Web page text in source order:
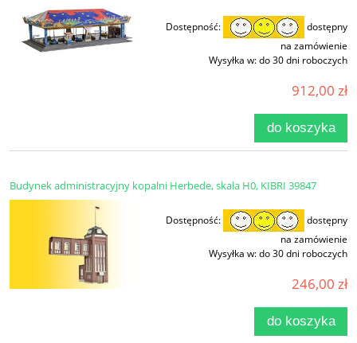
Dostępność:
dostępny
na zamówienie
Wysyłka w:do 30 dni roboczych
912,00 zł
do koszyka
Budynek administracyjny kopalni Herbede, skala H0, KIBRI 39847
Dostępność:
dostępny
na zamówienie
Wysyłka w:do 30 dni roboczych
246,00 zł
do koszyka